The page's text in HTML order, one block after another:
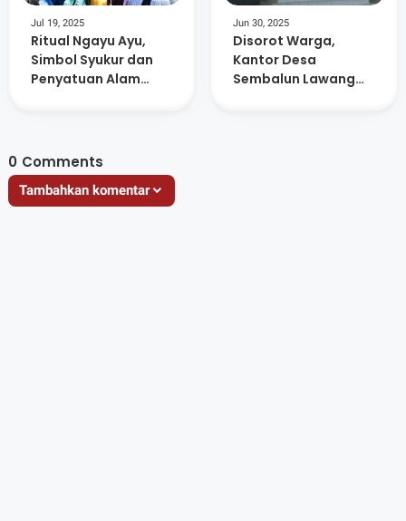
Jul 19, 2025
Ritual Ngayu Ayu,
Simbol Syukur dan
Penyatuan Alam
Jun 30, 2025
Disorot Warga,
Kantor Desa
Sembalun Lawang
0 Comments
Tambahkan komentar